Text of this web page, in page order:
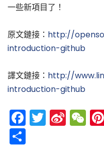
一些新項目了！
原文鏈接： http://
introduction-github
譯文鏈接： http://
introduction-github
Facebook
Twitter
Sina